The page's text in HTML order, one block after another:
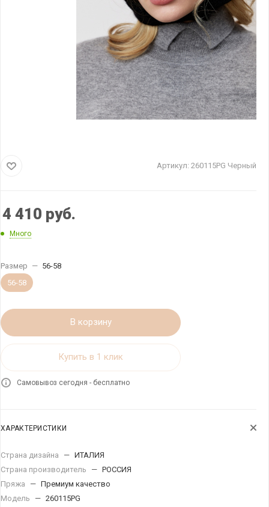
Артикул: 260115PG Черный
4 410 руб.
Много
Размер — 56-58
56-58
В корзину
Купить в 1 клик
Самовывоз сегодня - бесплатно
ХАРАКТЕРИСТИКИ
Страна дизайна — ИТАЛИЯ
Страна производитель
— РОССИЯ
Пряжа
— Премиум качество
Модель
— 260115PG